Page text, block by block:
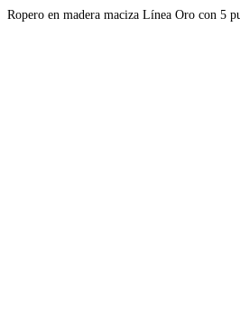
Ropero en madera maciza Línea Oro con 5